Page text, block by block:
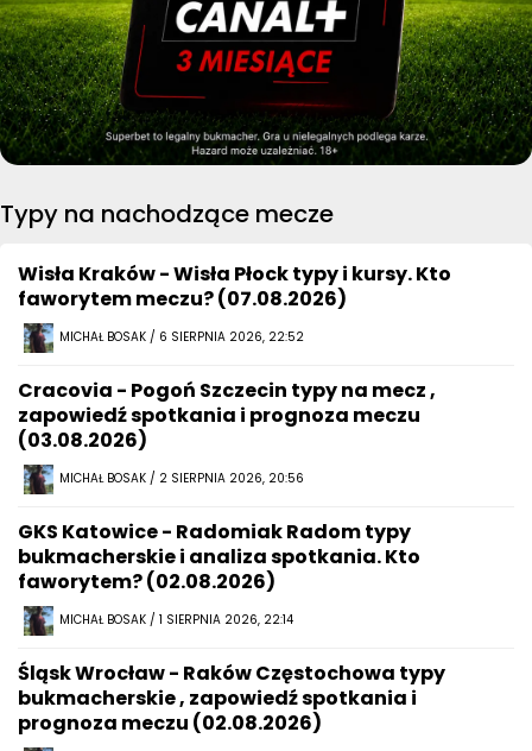
Typy na nachodzące mecze
Wisła Kraków - Wisła Płock typy i kursy. Kto
faworytem meczu? (07.08.2026)
MICHAŁ BOSAK / 6 SIERPNIA 2026, 22:52
Cracovia - Pogoń Szczecin typy na mecz ,
zapowiedź spotkania i prognoza meczu
(03.08.2026)
MICHAŁ BOSAK / 2 SIERPNIA 2026, 20:56
GKS Katowice - Radomiak Radom typy
bukmacherskie i analiza spotkania. Kto
faworytem? (02.08.2026)
MICHAŁ BOSAK / 1 SIERPNIA 2026, 22:14
Śląsk Wrocław - Raków Częstochowa typy
bukmacherskie , zapowiedź spotkania i
prognoza meczu (02.08.2026)